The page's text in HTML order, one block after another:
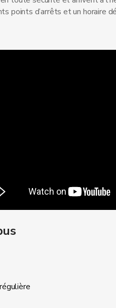
points d’arrêts et un horaire